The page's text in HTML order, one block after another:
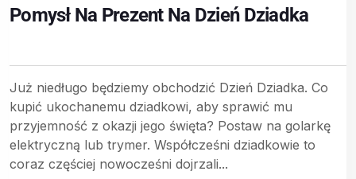
Pomysł Na Prezent Na Dzień Dziadka
Już niedługo będziemy obchodzić Dzień Dziadka. Co
kupić ukochanemu dziadkowi, aby sprawić mu
przyjemność z okazji jego święta? Postaw na golarkę
elektryczną lub trymer. Współcześni dziadkowie to
coraz częściej nowocześni dojrzali...